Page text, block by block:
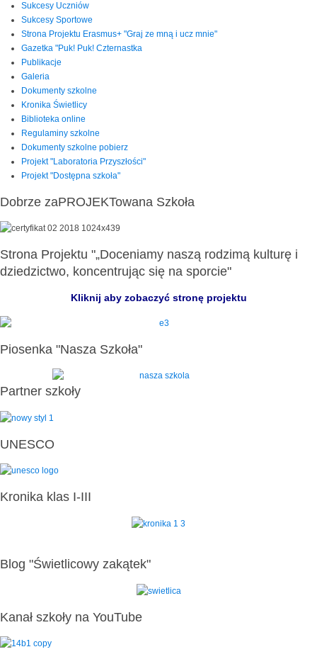
Sukcesy Uczniów
Sukcesy Sportowe
Strona Projektu Erasmus+ "Graj ze mną i ucz mnie"
Gazetka "Puk! Puk! Czternastka
Publikacje
Galeria
Dokumenty szkolne
Kronika Świetlicy
Biblioteka online
Regulaminy szkolne
Dokumenty szkolne pobierz
Projekt "Laboratoria Przyszłości"
Projekt "Dostępna szkoła"
Dobrze zaPROJEKTowana Szkoła
Strona Projektu "„Doceniamy naszą rodzimą kulturę i
dziedzictwo, koncentrując się na sporcie"
Kliknij aby zobaczyć stronę projektu
Piosenka "Nasza Szkoła"
Partner szkoły
UNESCO
Kronika klas I-III
Blog "Świetlicowy zakątek"
Kanał szkoły na YouTube